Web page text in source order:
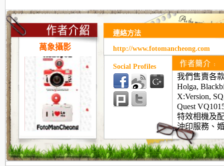
萬象攝影
我們售賣各
Holga,
X:Version,
Quest
特效相機及
沖印服務、
連絡方法
http://www.fotomancheong.com
Social Profiles